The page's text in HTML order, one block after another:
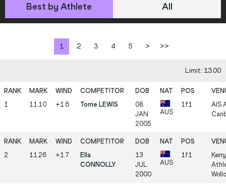
Best by Athlete All
1 2 3 4 5 > >>
Limit: 13.00
1 11.10 +1.6 Torrie LEWIS
08
JAN
2005
AUS
1f1
AIS
2 11.26 +1.7
Ella
CONNOLLY
13
JUL
2000
AUS
1f1